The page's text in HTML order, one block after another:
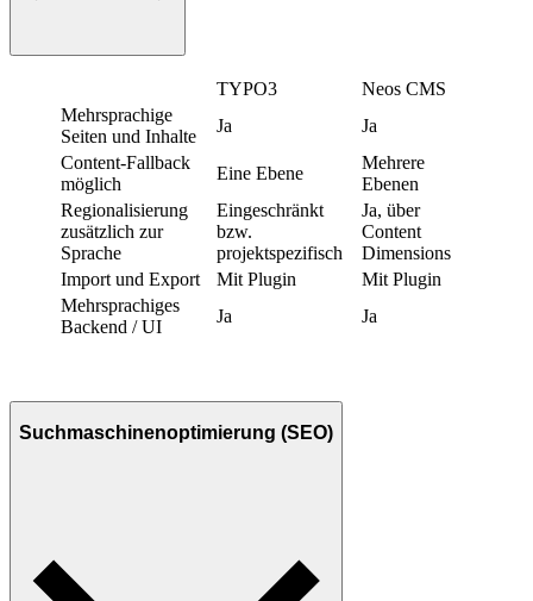
TYPO3
Neos CMS
Mehrsprachige
Seiten und Inhalte
Ja
Ja
Content-Fallback
möglich
Eine Ebene
Mehrere
Ebenen
Regionalisierung
zusätzlich zur
Sprache
Eingeschränkt
bzw.
projektspezifisch
Ja, über
Content
Dimensions
Import und Export
Mit Plugin
Mit Plugin
Mehrsprachiges
Backend / UI
Ja Ja
Suchmaschinenoptimierung (SEO)